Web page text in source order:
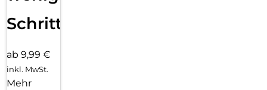
Schritten
ab 9,99 €
inkl. MwSt.
Mehr